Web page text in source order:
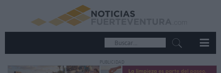
PUBLICIDAD